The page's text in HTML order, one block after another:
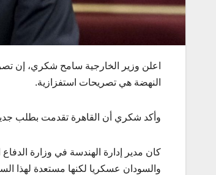
اعلن وزير الخارجية سامح شكري، إن
النهضة هي تصريحات استفزازية.
وأكد شكري أن القاهرة تقدمت بطلب
كان مدير إدارة الهندسة في وزارة الدفاع
والسودان عسكريا لكنها مستعدة لهذا